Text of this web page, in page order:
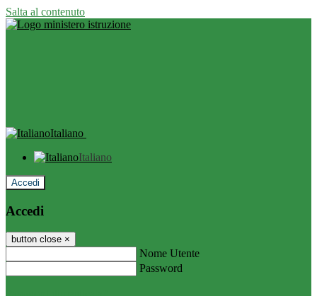
Salta al contenuto
Italiano
Italiano
Accedi
Accedi
button close ×
Nome Utente
Password